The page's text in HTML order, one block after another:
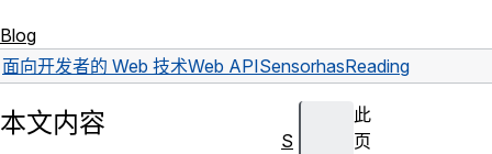
Blog
面向开发者的 Web 技术Web APISensorhasReading
此
页
本文内容
S